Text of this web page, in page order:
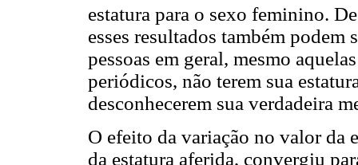
estatura para o sexo feminino.
esses resultados também
pessoas em geral, mesmo
periódicos, não terem sua
desconhecerem sua verdadeira
O efeito da variação no valor da
da estatura aferida, convergiu